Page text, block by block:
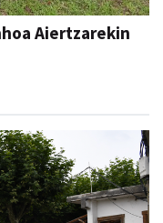
Aiertzarekin